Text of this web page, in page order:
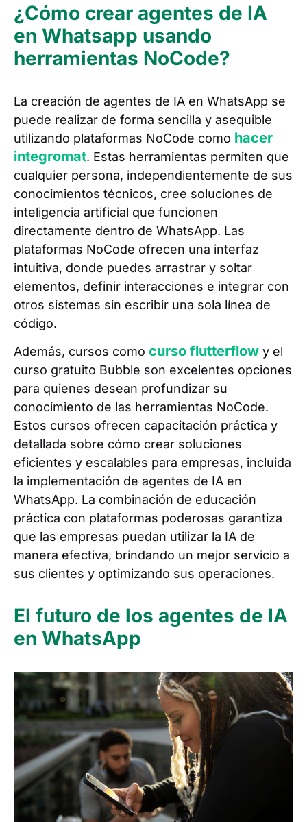
¿Cómo crear agentes de IA
en Whatsapp usando
herramientas NoCode?
La creación de agentes de IA en WhatsApp se
puede realizar de forma sencilla y asequible
utilizando plataformas NoCode como hacer
integromat. Estas herramientas permiten que
cualquier persona, independientemente de sus
conocimientos técnicos, cree soluciones de
inteligencia artificial que funcionen
directamente dentro de WhatsApp. Las
plataformas NoCode ofrecen una interfaz
intuitiva, donde puedes arrastrar y soltar
elementos, definir interacciones e integrar con
otros sistemas sin escribir una sola línea de
código.
Además, cursos como curso flutterflow y el
curso gratuito Bubble son excelentes opciones
para quienes desean profundizar su
conocimiento de las herramientas NoCode.
Estos cursos ofrecen capacitación práctica y
detallada sobre cómo crear soluciones
eficientes y escalables para empresas, incluida
la implementación de agentes de IA en
WhatsApp. La combinación de educación
práctica con plataformas poderosas garantiza
que las empresas puedan utilizar la IA de
manera efectiva, brindando un mejor servicio a
sus clientes y optimizando sus operaciones.
El futuro de los agentes de IA
en WhatsApp